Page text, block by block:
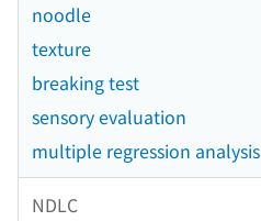
noodle
texture
breaking test
sensory evaluation
multiple regression analysis
NDLC